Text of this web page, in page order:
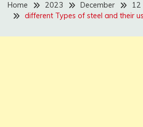
Home 2023 December
12
different Types of steel and their